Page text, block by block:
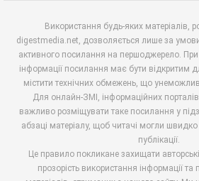
Використання будь-яких матеріалів,
digestmedia.net, дозволяється лише за
активного посилання на першоджерело. При
інформації посилання має бути відкритим
містити технічних обмежень, що
Для онлайн-ЗМІ, інформаційних порталів
важливо розміщувати таке посилання у
абзаці матеріалу, щоб читачі могли швидко
публікації.
Це правило покликане захищати
прозорість використання інформації